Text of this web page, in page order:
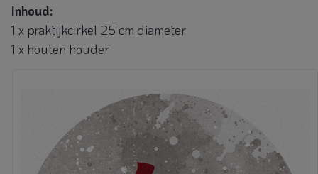
Inhoud:
1 x praktijkcirkel 25 cm diameter
1 x houten houder